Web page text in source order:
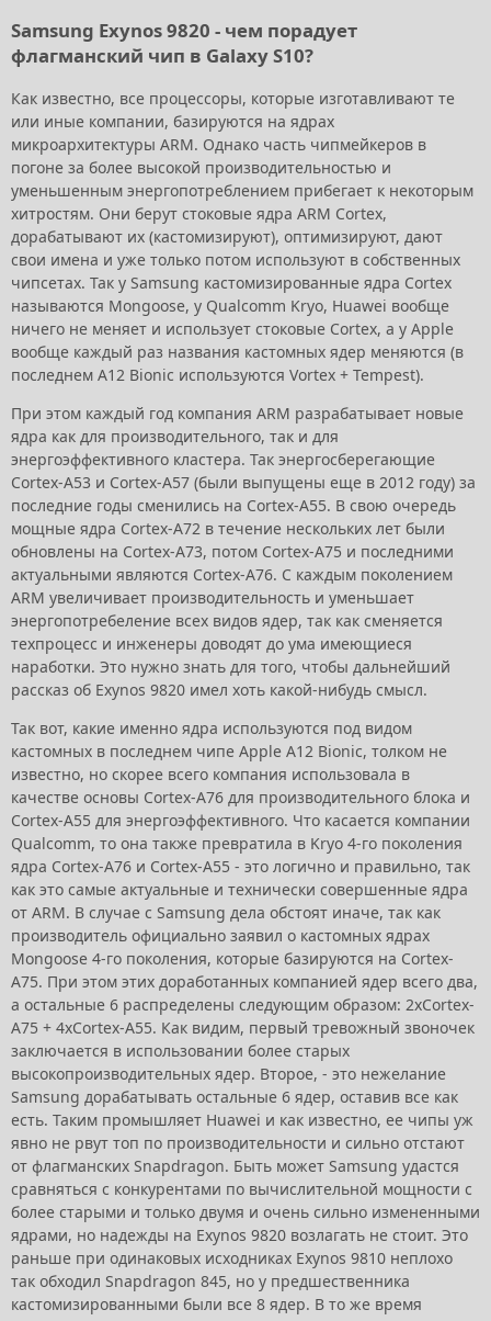
Samsung Exynos 9820 - чем порадует
флагманский чип в Galaxy S10?
Как известно, все процессоры, которые изготавливают те
или иные компании, базируются на ядрах
микроархитектуры ARM. Однако часть чипмейкеров в
погоне за более высокой производительностью и
уменьшенным энергопотреблением прибегает к некоторым
хитростям. Они берут стоковые ядра ARM Cortex,
дорабатывают их (кастомизируют), оптимизируют, дают
свои имена и уже только потом используют в собственных
чипсетах. Так у Samsung кастомизированные ядра Cortex
называются Mongoose, у Qualcomm Kryo, Huawei вообще
ничего не меняет и использует стоковые Cortex, а у Apple
вообще каждый раз названия кастомных ядер меняются (в
последнем A12 Bionic используются Vortex + Tempest).
При этом каждый год компания ARM разрабатывает новые
ядра как для производительного, так и для
энергоэффективного кластера. Так энергосберегающие
Cortex-A53 и Cortex-A57 (были выпущены еще в 2012 году) за
последние годы сменились на Cortex-A55. В свою очередь
мощные ядра Cortex-A72 в течение нескольких лет были
обновлены на Cortex-A73, потом Cortex-A75 и последними
актуальными являются Cortex-A76. С каждым поколением
ARM увеличивает производительность и уменьшает
энергопотребеление всех видов ядер, так как сменяется
техпроцесс и инженеры доводят до ума имеющиеся
наработки. Это нужно знать для того, чтобы дальнейший
рассказ об Exynos 9820 имел хоть какой-нибудь смысл.
Так вот, какие именно ядра используются под видом
кастомных в последнем чипе Apple A12 Bionic, толком не
известно, но скорее всего компания использовала в
качестве основы Cortex-A76 для производительного блока и
Cortex-A55 для энергоэффективного. Что касается компании
Qualcomm, то она также превратила в Kryo 4-го поколения
ядра Cortex-A76 и Cortex-A55 - это логично и правильно, так
как это самые актуальные и технически совершенные ядра
от ARM. В случае с Samsung дела обстоят иначе, так как
производитель официально заявил о кастомных ядрах
Mongoose 4-го поколения, которые базируются на Cortex-
A75. При этом этих доработанных компанией ядер всего два,
а остальные 6 распределены следующим образом: 2хCortex-
A75 + 4хCortex-A55. Как видим, первый тревожный звоночек
заключается в использовании более старых
высокопроизводительных ядер. Второе, - это нежелание
Samsung дорабатывать остальные 6 ядер, оставив все как
есть. Таким промышляет Huawei и как известно, ее чипы уж
явно не рвут топ по производительности и сильно отстают
от флагманских Snapdragon. Быть может Samsung удастся
сравняться с конкурентами по вычислительной мощности с
более старыми и только двумя и очень сильно измененными
ядрами, но надежды на Exynos 9820 возлагать не стоит. Это
раньше при одинаковых исходниках Exynos 9810 неплохо
так обходил Snapdragon 845, но у предшественника
кастомизированными были все 8 ядер. В то же время